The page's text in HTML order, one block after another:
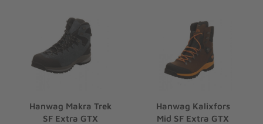
Hanwag Makra Trek
SF Extra GTX
Hanwag Kalixfors
Mid SF Extra GTX